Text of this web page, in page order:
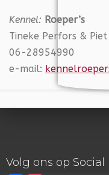
Kennel: Roeper’s
Tineke Perfors & Piet
06-28954990
e-mail:
Volg ons op Social